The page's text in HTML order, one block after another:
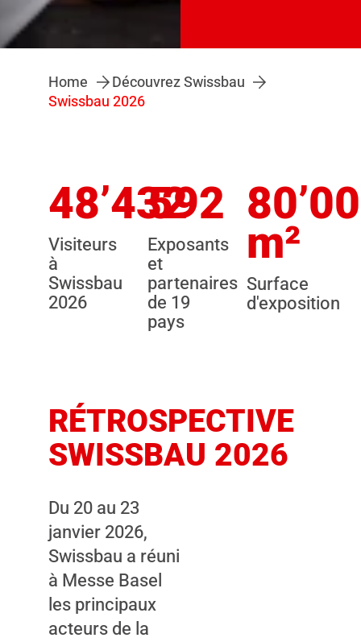
Home
Découvrez Swissbau
Swissbau 2026
48’432
Visiteurs
à
Swissbau
2026
592
Exposants
et
partenaires
de 19
pays
m²
Surface
d'exposition
RÉTROSPECTIVE
SWISSBAU 2026
Du 20 au 23
janvier 2026,
Swissbau a réuni
à Messe Basel
les principaux
acteurs de la